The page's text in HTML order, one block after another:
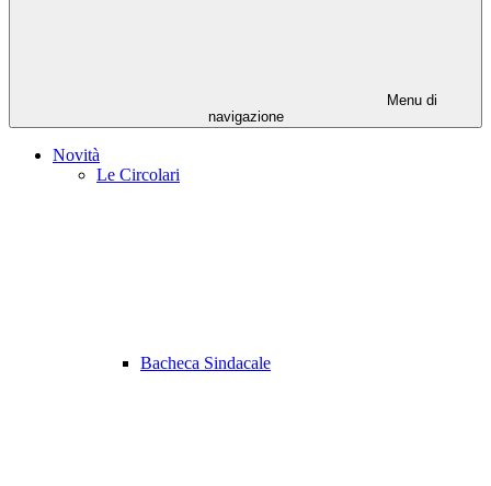
Menu di
navigazione
Novità
Le Circolari
Bacheca Sindacale